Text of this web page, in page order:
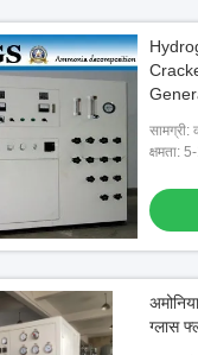
सामग्री:
क्षमता:
ग्लास